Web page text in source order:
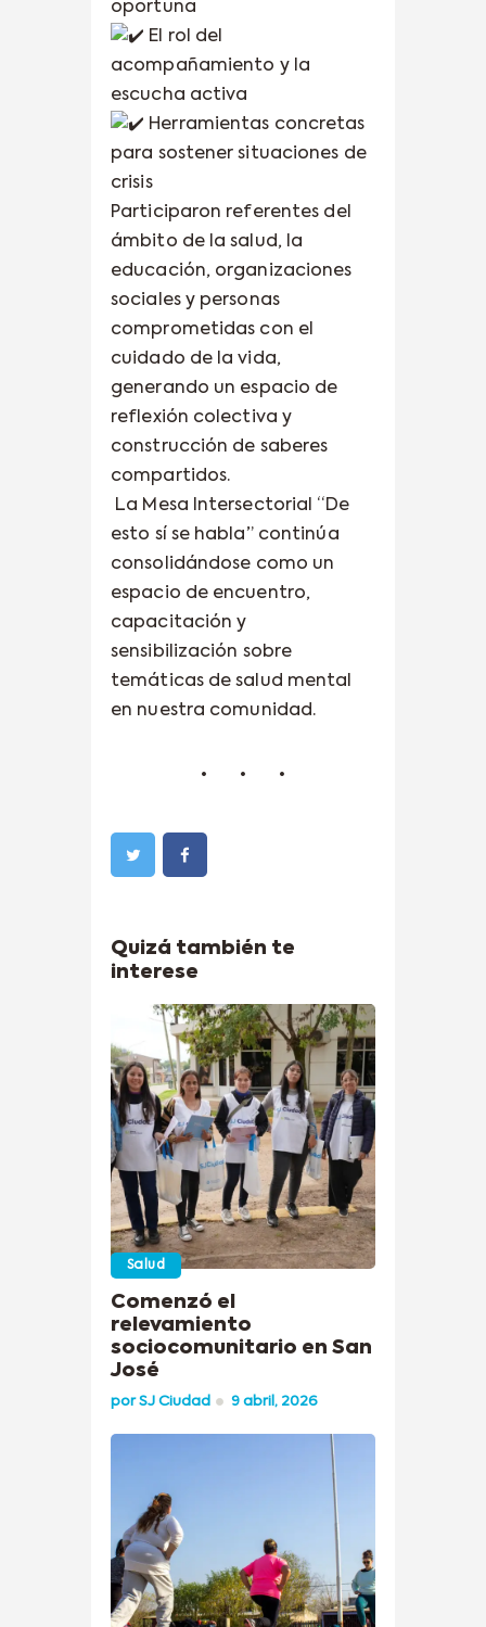
oportuna
El rol del
acompañamiento y la
escucha activa
Herramientas concretas
para sostener situaciones de
crisis
Participaron referentes del
ámbito de la salud, la
educación, organizaciones
sociales y personas
comprometidas con el
cuidado de la vida,
generando un espacio de
reflexión colectiva y
construcción de saberes
compartidos.
La Mesa Intersectorial “De
esto sí se habla” continúa
consolidándose como un
espacio de encuentro,
capacitación y
sensibilización sobre
temáticas de salud mental
en nuestra comunidad.
Quizá también te
interese
Salud
Comenzó el
relevamiento
sociocomunitario en San
José
porSJ Ciudad 9 abril, 2026